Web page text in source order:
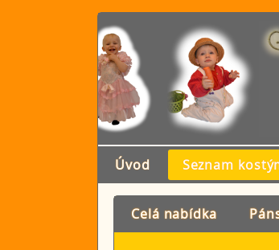
Úvod Seznam
Celá nabídka